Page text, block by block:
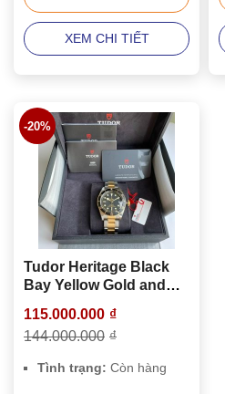
XEM CHI TIẾT
Tudor Heritage Black
Bay Yellow Gold and
Men’s Watch 79733N-
0002
115.000.000 ₫
144.000.000 ₫
Tình trạng: Còn hàng
-20%